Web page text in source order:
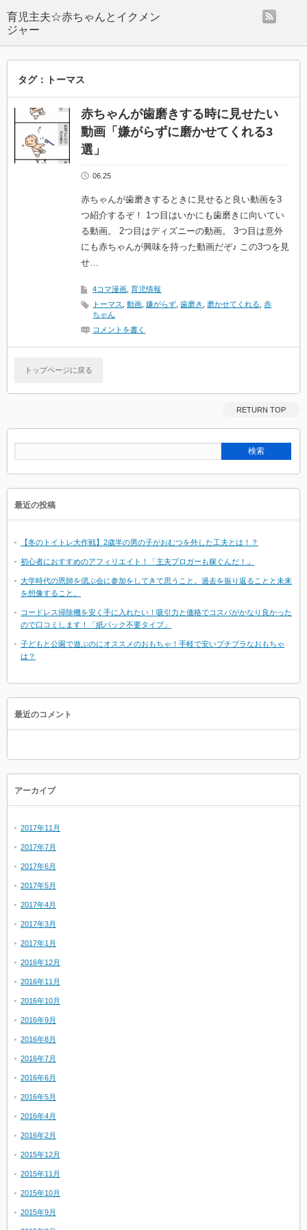
タグ：トーマス
赤ちゃんが歯磨きする時に見せたい
動画「嫌がらずに磨かせてくれる3
選」
06.25
赤ちゃんが歯磨きするときに見せると良い動画を3
つ紹介するぞ！ 1つ目はいかにも歯磨きに向いてい
る動画。 2つ目はディズニーの動画。 3つ目は意外
にも赤ちゃんが興味を持った動画だぞ♪ この3つを見
せ…
4コマ漫画 ,育児情報
トーマス
,動画 ,嫌がらず ,歯磨き 磨かせてくれる ,赤
ちゃん
コメントを書く
トップページに戻る
RETURN TOP
最近の投稿
【冬のトイトレ大作戦】2歳半の男の子がおむつを外した工夫とは！？
初心者におすすめのアフィリエイト！「主夫ブロガーも稼ぐんだ！」
大学時代の恩師を偲ぶ会に参加をしてきて思うこと。過去を振り返ることと未来
を想像すること。
コードレス掃除機を安く手に入れたい！吸引力と価格でコスパがかなり良かった
ので口コミします！「紙パック不要タイプ」
子どもと公園で遊ぶのにオススメのおもちゃ！手軽で安いプチプラなおもちゃ
は？
最近のコメント
アーカイブ
2017年11月
2017年7月
2017年6月
2017年5月
2017年4月
2017年3月
2017年1月
2016年12月
2016年11月
2016年10月
2016年9月
2016年8月
2016年7月
2016年6月
2016年5月
2016年4月
2016年2月
2015年12月
2015年11月
2015年10月
2015年9月